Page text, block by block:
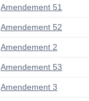
Amendement 51
Amendement 52
Amendement 2
Amendement 53
Amendement 3